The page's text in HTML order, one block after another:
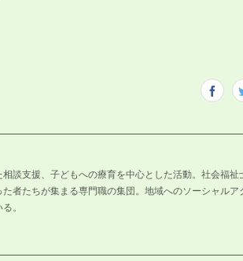
談支援、子どもへの療育を中心とした活動。社会福祉
者たちが集まる専門職の集団。地域へのソーシャルア
。